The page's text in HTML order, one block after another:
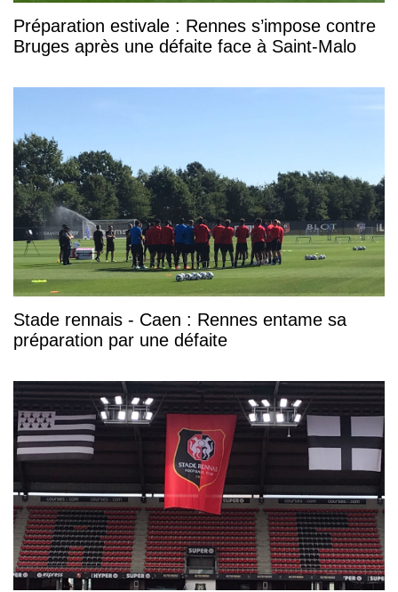
Préparation estivale : Rennes s’impose contre
Bruges après une défaite face à Saint-Malo
Stade rennais - Caen : Rennes entame sa
préparation par une défaite